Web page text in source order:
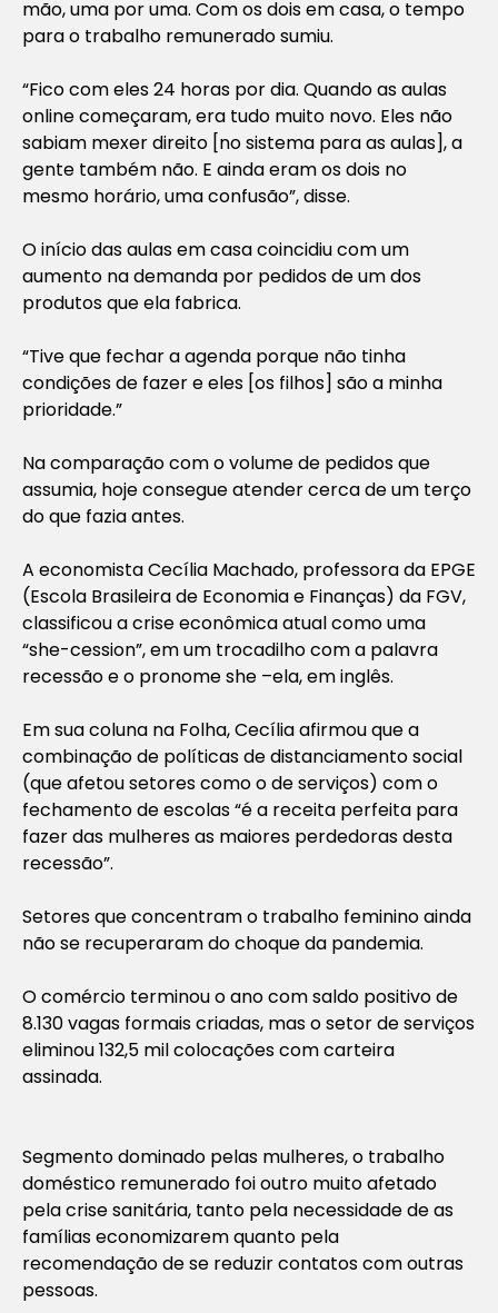
mão, uma por uma. Com os dois em casa, o tempo
para o trabalho remunerado sumiu.
“Fico com eles 24 horas por dia. Quando as aulas
online começaram, era tudo muito novo. Eles não
sabiam mexer direito [no sistema para as aulas], a
gente também não. E ainda eram os dois no
mesmo horário, uma confusão”, disse.
O início das aulas em casa coincidiu com um
aumento na demanda por pedidos de um dos
produtos que ela fabrica.
“Tive que fechar a agenda porque não tinha
condições de fazer e eles [os filhos] são a minha
prioridade.”
Na comparação com o volume de pedidos que
assumia, hoje consegue atender cerca de um terço
do que fazia antes.
A economista Cecília Machado, professora da EPGE
(Escola Brasileira de Economia e Finanças) da FGV,
classificou a crise econômica atual como uma
“she-cession”, em um trocadilho com a palavra
recessão e o pronome she –ela, em inglês.
Em sua coluna na Folha, Cecília afirmou que a
combinação de políticas de distanciamento social
(que afetou setores como o de serviços) com o
fechamento de escolas “é a receita perfeita para
fazer das mulheres as maiores perdedoras desta
recessão”.
Setores que concentram o trabalho feminino ainda
não se recuperaram do choque da pandemia.
O comércio terminou o ano com saldo positivo de
8.130 vagas formais criadas, mas o setor de serviços
eliminou 132,5 mil colocações com carteira
assinada.
Segmento dominado pelas mulheres, o trabalho
doméstico remunerado foi outro muito afetado
pela crise sanitária, tanto pela necessidade de as
famílias economizarem quanto pela
recomendação de se reduzir contatos com outras
pessoas.